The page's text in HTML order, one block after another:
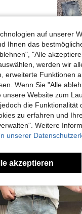
Hilfreich
auf unserer
Ihnen das
"Alle
werden wir
erweiterte Funktionen
Wenn Sie "Alle
Website zum
die
zu erfahren und
Weitere
unserer
akzeptieren